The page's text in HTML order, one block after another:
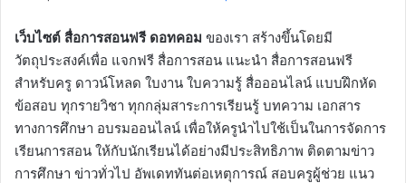
เว็บไซต์ สื่อการสอนฟรี ดอทคอม ของเรา สร้างขึ้นโดยมี
วัตถุประสงค์เพื่อ แจกฟรี สื่อการสอน แนะนำ สื่อการสอนฟรี
สำหรับครู ดาวน์โหลด ใบงาน ใบความรู้ สื่อออนไลน์ แบบฝึกหัด
ข้อสอบ ทุกรายวิชา ทุกกลุ่มสาระการเรียนรู้ บทความ เอกสาร
ทางการศึกษา อบรมออนไลน์ เพื่อให้ครูนำไปใช้เป็นในการจัดการ
เรียนการสอน ให้กับนักเรียนได้อย่างมีประสิทธิภาพ ติดตามข่าว
การศึกษา ข่าวทั่วไป อัพเดททันต่อเหตุการณ์ สอบครูผู้ช่วย แนว